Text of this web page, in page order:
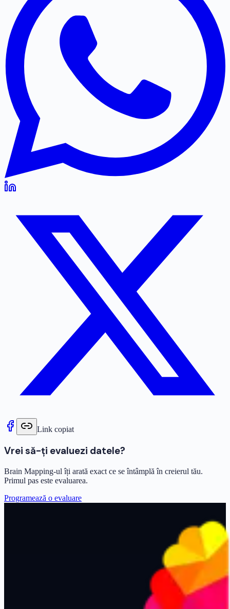
Link copiat
Vrei să-ți evaluezi datele?
Brain Mapping-ul îți arată exact ce se întâmplă în creierul tău.
Primul pas este evaluarea.
Programează o evaluare